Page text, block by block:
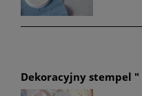
Dekoracyjny stempel "